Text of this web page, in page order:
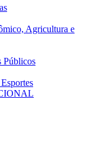
Agricultura e
Públicos